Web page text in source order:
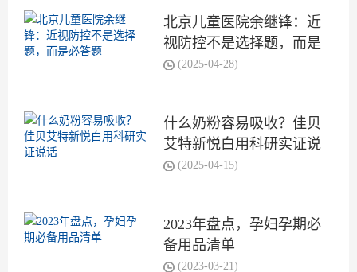
北京儿童医院余继锋：近
视防控不是选择题，而是
必答题
(2025-04-28)
什么奶粉容易吸收？佳贝
艾特新悦白用科研实证说
话 (2025-04-15)
2023年盘点，孕妇孕期必
备用品清单
(2023-03-21)